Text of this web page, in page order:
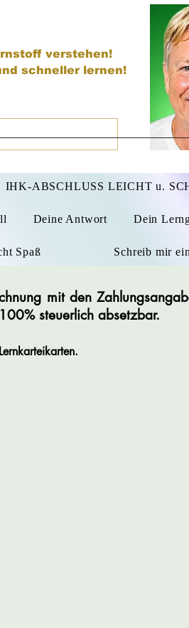
verstehen!
schneller lernen!
Dr.
IHK-ABSCHLUSS LEICHT u.
Deine Antwort Dein
Spaß Schreib mir
mit den
steuerlich absetzbar.